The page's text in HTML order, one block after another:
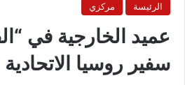
الرئيسة مركزي
عميد الخارجية في
سفير روسيا